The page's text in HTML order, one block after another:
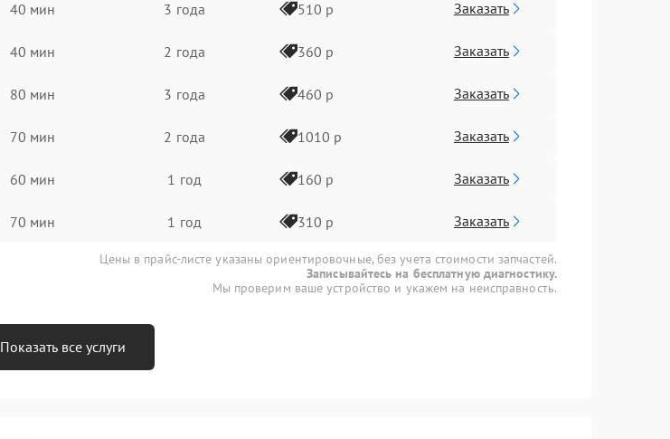
40 мин 3 года 510 р Заказать
40 мин 2 года 360 р Заказать
80 мин 3 года 460 р Заказать
70 мин 2 года 1010 р Заказать
60 мин 1 год 160 р Заказать
70 мин 1 год 310 р Заказать
Цены в прайс-листе указаны ориентировочные, без учета стоимости запчастей.
Записывайтесь на бесплатную диагностику.
Мы проверим ваше устройство и укажем на неисправность.
Показать все услуги